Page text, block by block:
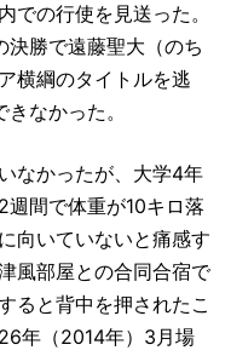
での行使を見送った。
勝で遠藤聖大（のち
横綱のタイトルを逃
なかった。
なかったが、大学4年
間で体重が10キロ落
向いていないと痛感す
風部屋との合同合宿で
ると背中を押されたこ
年（2014年）3月場